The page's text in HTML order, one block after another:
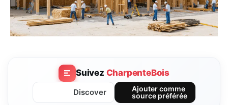
Suivez CharpenteBois
Discover
Ajouter comme
source préférée